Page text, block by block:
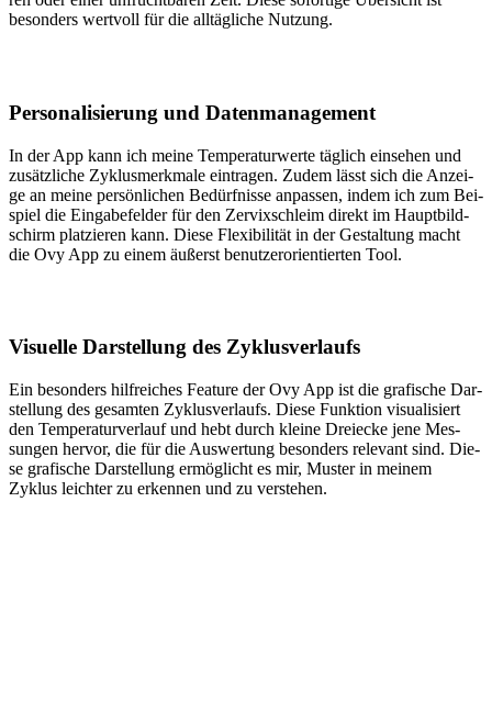
beson­ders wert­voll für die all­täg­li­che Nut­zung.
Per­so­na­li­sie­rung und Daten­ma­nage­ment
In der App kann ich mei­ne Tem­pe­ra­tur­wer­te täg­lich ein­se­hen und
zusätz­li­che Zyklus­merk­ma­le ein­tra­gen. Zudem lässt sich die Anzei­
ge an mei­ne per­sön­li­chen Bedürf­nis­se anpas­sen, indem ich zum Bei­
spiel die Ein­ga­be­fel­der für den Zer­vix­sch­leim direkt im Haupt­bild­
schirm plat­zie­ren kann. Die­se Fle­xi­bi­li­tät in der Gestal­tung macht
die Ovy App zu einem äußerst benut­zer­ori­en­tier­ten Tool.
Visu­el­le Dar­stel­lung des Zyklus­ver­laufs
Ein beson­ders hilf­rei­ches Fea­ture der Ovy App ist die gra­fi­sche Dar­
stel­lung des gesam­ten Zyklus­ver­laufs. Die­se Funk­ti­on visua­li­siert
den Tem­pe­ra­tur­ver­lauf und hebt durch klei­ne Drei­ecke jene Mes­
sun­gen her­vor, die für die Aus­wer­tung beson­ders rele­vant sind. Die­
se gra­fi­sche Dar­stel­lung ermög­licht es mir, Mus­ter in mei­nem
Zyklus leich­ter zu erken­nen und zu ver­ste­hen.